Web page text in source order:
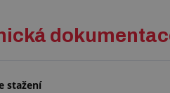
stažení